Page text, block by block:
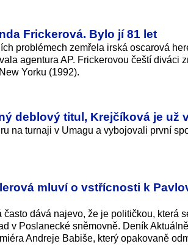
Frickerová. Bylo jí 81 let
problémech zemřela irská oscarová
agentura AP. Frickerovou čeští diváci
Yorku (1992).
deblový titul, Krejčíková je už
na turnaji v Umagu a vybojovali první
mluví o vstřícnosti k
dává najevo, že je političkou, která
v Poslanecké sněmovně. Deník
Andreje Babiše, který opakovaně